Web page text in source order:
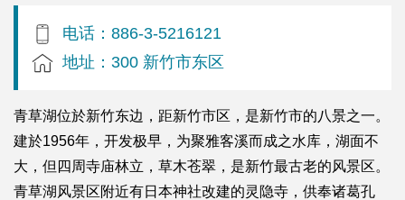
电话：886-3-5216121
地址：300 新竹市东区
青草湖位於新竹东边，距新竹市区，是新竹市的八景之一。
建於1956年，开发极早，为聚雅客溪而成之水库，湖面不
大，但四周寺庙林立，草木苍翠，是新竹最古老的风景区。
青草湖风景区附近有日本神社改建的灵隐寺，供奉诸葛孔